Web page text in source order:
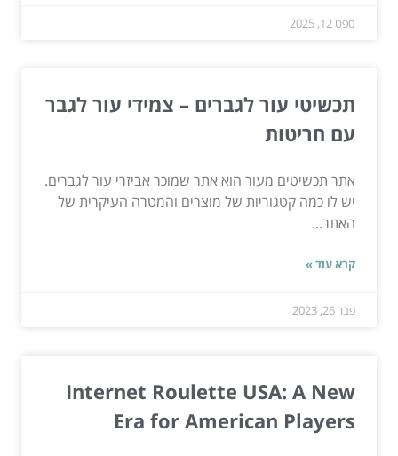
ספט 12, 2025
תכשיטי עור לגברים – צמידי עור לגבר
עם חריטות
אתר תכשיטים מעור הוא אתר שמוכר אביזרי עור לגברים.
יש לו כמה קטגוריות של מוצרים והמטרה העיקרית של
האתר...
קרא עוד »
פבר 26, 2023
Internet Roulette USA: A New
Era for American Players